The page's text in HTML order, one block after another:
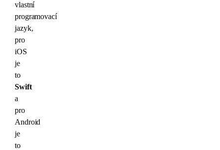
vlastní
programovací
jazyk,
pro
iOS
je
to
Swift
a
pro
Android
je
to